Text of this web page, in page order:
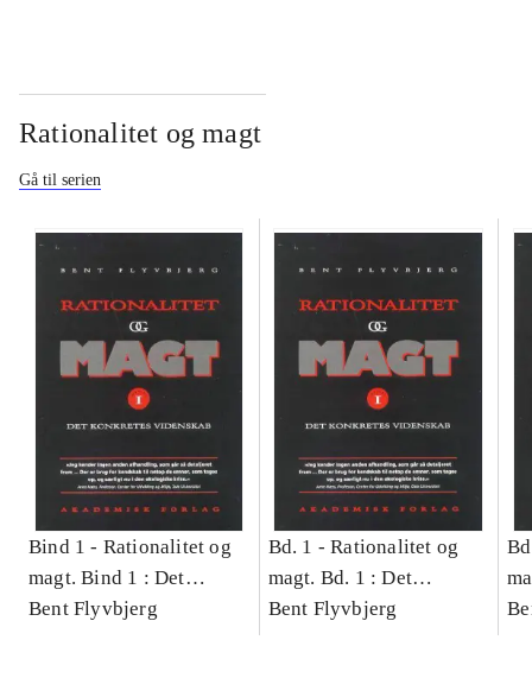
Rationalitet og magt
Gå til serien
Bind 1 - Rationalitet og
magt. Bind 1 : Det
konkretes videnskab
Bent Flyvbjerg
Bd. 1 -Rationalitet og
magt. Bd. 1 : Det
konkretes videnskab
Bent Flyvbjerg